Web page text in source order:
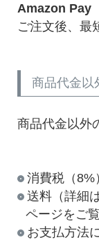
Amazon Pay
ご注文後、最
商品代金以
商品代金以外
消費税（8%
送料（詳細
ページをご
お支払方法